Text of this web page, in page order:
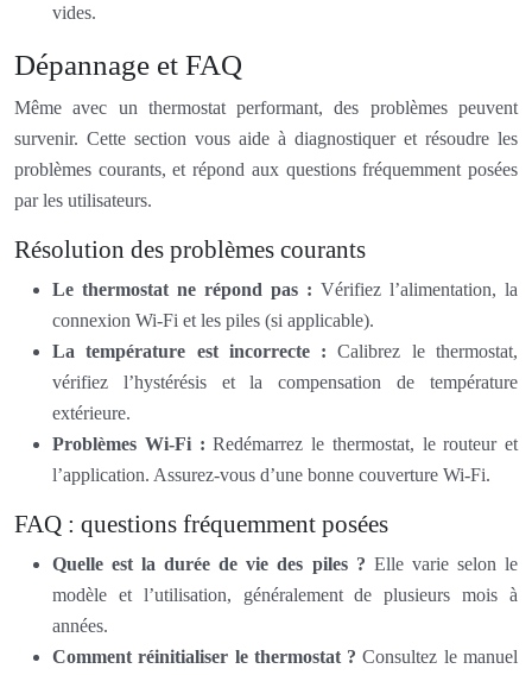
vides.
Dépannage et FAQ
Même avec un thermostat performant, des problèmes peuvent
survenir. Cette section vous aide à diagnostiquer et résoudre les
problèmes courants, et répond aux questions fréquemment posées
par les utilisateurs.
Résolution des problèmes courants
Le thermostat ne répond pas : Vérifiez l’alimentation, la
connexion Wi-Fi et les piles (si applicable).
La température est incorrecte :Calibrez le thermostat,
vérifiez l’hystérésis et la compensation de température
extérieure.
Problèmes Wi-Fi :Redémarrez le thermostat, le routeur et
l’application. Assurez-vous d’une bonne couverture Wi-Fi.
FAQ : questions fréquemment posées
Quelle est la durée de vie des piles ? Elle varie selon le
modèle et l’utilisation, généralement de plusieurs mois à
années.
Comment réinitialiser le thermostat ?Consultez le manuel